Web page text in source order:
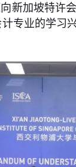
新加坡特
专业的学习